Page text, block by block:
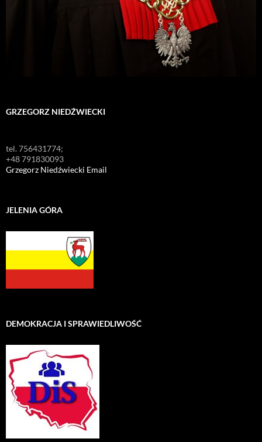
GRZEGORZ NIEDŹWIECKI
tel. 756431774;
+48 791830093
Grzegorz Niedźwiecki Email
JELENIA GÓRA
DEMOKRACJA I SPRAWIEDLIWOŚĆ